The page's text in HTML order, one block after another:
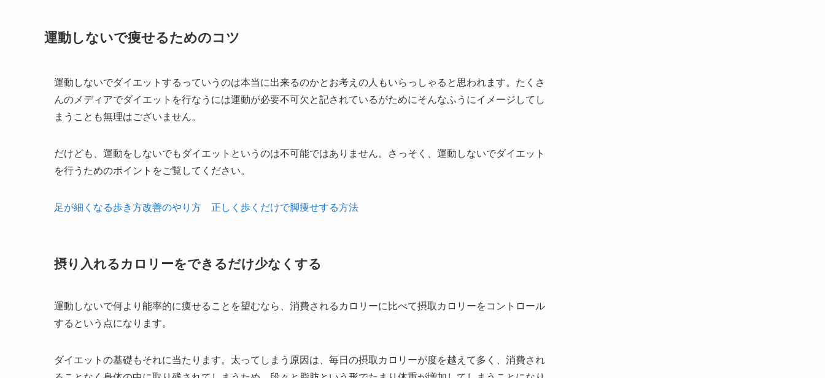
運動しないで痩せるためのコツ
運動しないでダイエットするっていうのは本当に出来るのかとお考えの人もいらっしゃると思われます。たくさ
んのメディアでダイエットを行なうには運動が必要不可欠と記されているがためにそんなふうにイメージしてし
まうことも無理はございません。
だけども、運動をしないでもダイエットというのは不可能ではありません。さっそく、運動しないでダイエット
を行うためのポイントをご覧してください。
足が細くなる歩き方改善のやり方 正しく歩くだけで脚痩せする方法
摂り入れるカロリーをできるだけ少なくする
運動しないで何より能率的に痩せることを望むなら、消費されるカロリーに比べて摂取カロリーをコントロール
するという点になります。
ダイエットの基礎もそれに当たります。太ってしまう原因は、毎日の摂取カロリーが度を越えて多く、消費され